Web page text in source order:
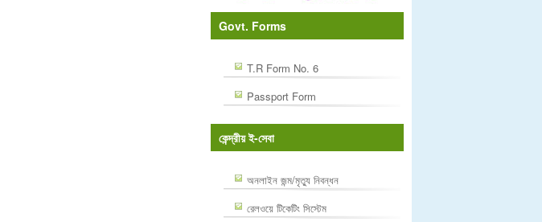
Govt. Forms
T.R Form No. 6
Passport Form
কেন্দ্রীয় ই-সেবা
অনলাইন জন্ম/মৃত্যু নিবন্ধন
রেলওয়ে টিকেটিং সিস্টেম